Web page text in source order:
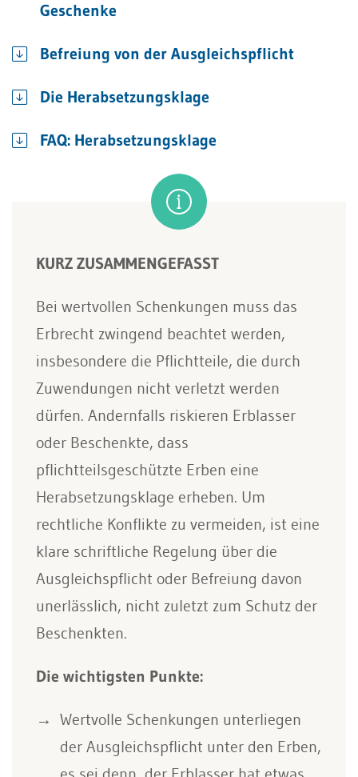
Geschenke
Befreiung von der Ausgleichspflicht
Die Herabsetzungsklage
FAQ: Herabsetzungsklage
KURZ ZUSAMMENGEFASST
Bei wertvollen Schenkungen muss das
Erbrecht zwingend beachtet werden,
insbesondere die Pflichtteile, die durch
Zuwendungen nicht verletzt werden
dürfen. Andernfalls riskieren Erblasser
oder Beschenkte, dass
pflichtteilsgeschützte Erben eine
Herabsetzungsklage erheben. Um
rechtliche Konflikte zu vermeiden, ist eine
klare schriftliche Regelung über die
Ausgleichspflicht oder Befreiung davon
unerlässlich, nicht zuletzt zum Schutz der
Beschenkten.
Die wichtigsten Punkte:
Wertvolle Schenkungen unterliegen
der Ausgleichspflicht unter den Erben,